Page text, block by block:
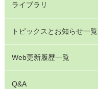
ライブラリ
トピックスとお知らせ一覧
Web更新履歴一覧
Q&A